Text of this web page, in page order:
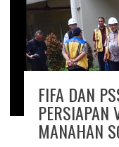
FIFA DAN
PERSIAPAN
MANAHAN